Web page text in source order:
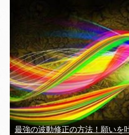
最強の波動修正の方法！願いを